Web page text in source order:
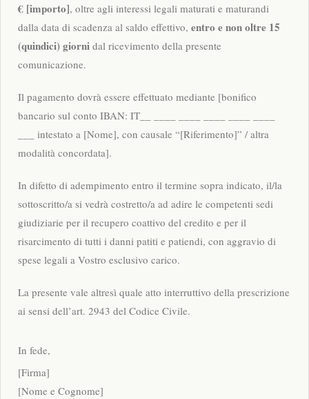
€ [importo], oltre agli interessi legali maturati e maturandi
dalla data di scadenza al saldo effettivo, entro e non oltre 15
(quindici) giorni dal ricevimento della presente
comunicazione.
Il pagamento dovrà essere effettuato mediante [bonifico
bancario sul conto IBAN: IT__ ____ ____ ____ ____ ____
___ intestato a [Nome], con causale “[Riferimento]” / altra
modalità concordata].
In difetto di adempimento entro il termine sopra indicato, il/la
sottoscritto/a si vedrà costretto/a ad adire le competenti sedi
giudiziarie per il recupero coattivo del credito e per il
risarcimento di tutti i danni patiti e patiendi, con aggravio di
spese legali a Vostro esclusivo carico.
La presente vale altresì quale atto interruttivo della prescrizione
ai sensi dell’art. 2943 del Codice Civile.
In fede,
[Firma]
[Nome e Cognome]